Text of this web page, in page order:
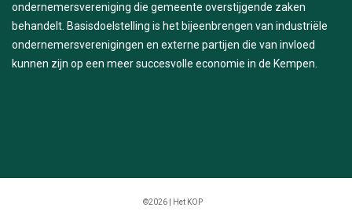
ondernemersvereniging die gemeente overstijgende zaken
behandelt. Basisdoelstelling is het bijeenbrengen van industriële
ondernemersverenigingen en externe partijen die van invloed
kunnen zijn op een meer succesvolle economie in de Kempen.
©2026 | Het KOP